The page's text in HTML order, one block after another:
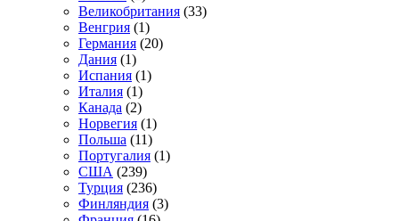
Великобритания (33)
Венгрия (1)
Германия (20)
Дания (1)
Испания (1)
Италия (1)
Канада (2)
Норвегия (1)
Польша (11)
Португалия (1)
США (239)
Турция (236)
Финляндия (3)